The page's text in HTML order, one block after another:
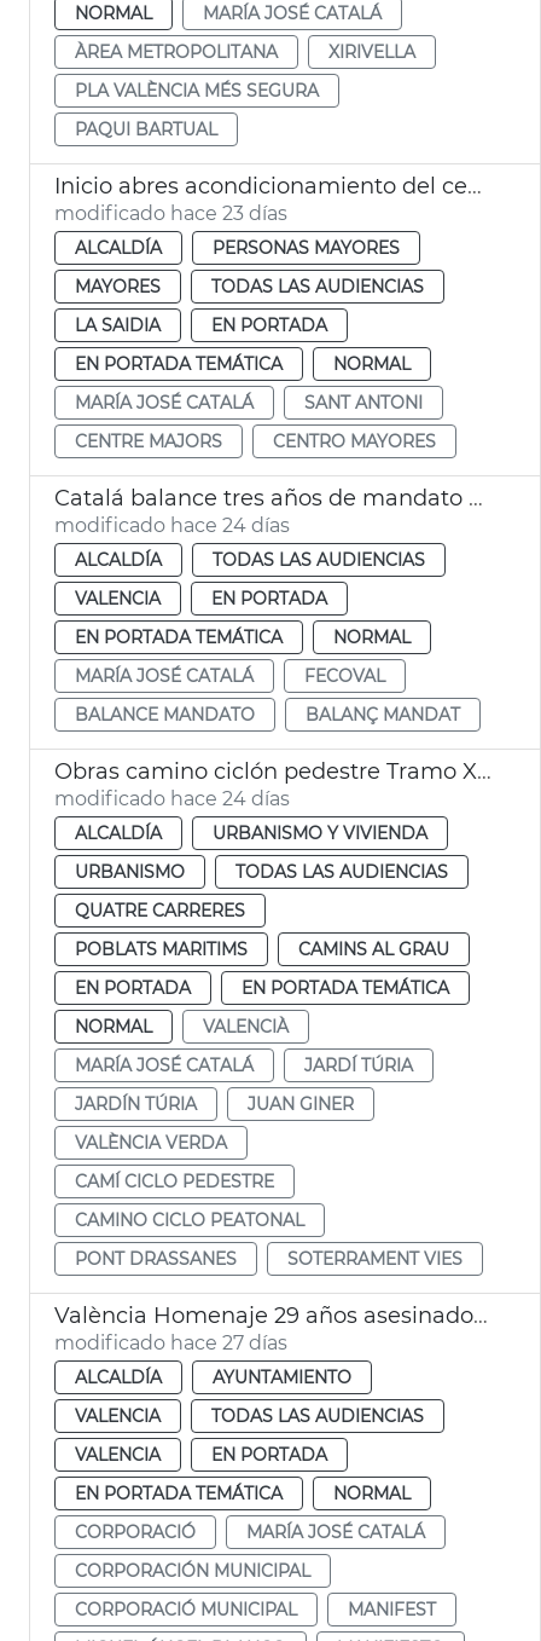
NORMAL
MARÍA JOSÉ CATALÁ
ÀREA METROPOLITANA
XIRIVELLA
PLA VALÈNCIA MÉS SEGURA
PAQUI BARTUAL
Inicio abres acondicionamiento del centro de mayores Sant Antoni València
modificado hace 23 días
ALCALDÍA
PERSONAS MAYORES
MAYORES
TODAS LAS AUDIENCIAS
LA SAIDIA
EN PORTADA
EN PORTADA TEMÁTICA
NORMAL
MARÍA JOSÉ CATALÁ
SANT ANTONI
CENTRE MAJORS
CENTRO MAYORES
Catalá balance tres años de mandato València
modificado hace 24 días
ALCALDÍA
TODAS LAS AUDIENCIAS
VALENCIA
EN PORTADA
EN PORTADA TEMÁTICA
NORMAL
MARÍA JOSÉ CATALÁ
FECOVAL
BALANCE MANDATO
BALANÇ MANDAT
Obras camino ciclón pedestre Tramo XVI Turia Pont Astilleros València
modificado hace 24 días
ALCALDÍA
URBANISMO Y VIVIENDA
URBANISMO
TODAS LAS AUDIENCIAS
QUATRE CARRERES
POBLATS MARITIMS
CAMINS AL GRAU
EN PORTADA
EN PORTADA TEMÁTICA
NORMAL
VALENCIÀ
MARÍA JOSÉ CATALÁ
JARDÍ TÚRIA
JARDÍN TÚRIA
JUAN GINER
VALÈNCIA VERDA
CAMÍ CICLO PEDESTRE
CAMINO CICLO PEATONAL
PONT DRASSANES
SOTERRAMENT VIES
València Homenaje 29 años asesinado Miguel Àngel Blanco
modificado hace 27 días
ALCALDÍA
AYUNTAMIENTO
VALENCIA
TODAS LAS AUDIENCIAS
VALENCIA
EN PORTADA
EN PORTADA TEMÁTICA
NORMAL
CORPORACIÓ
MARÍA JOSÉ CATALÁ
CORPORACIÓN MUNICIPAL
CORPORACIÓ MUNICIPAL
MANIFEST